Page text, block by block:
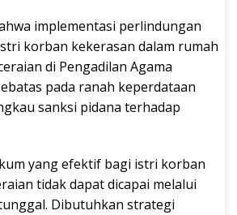
implementasi perlindungan
korban kekerasan dalam rumah
di Pengadilan Agama
pada ranah keperdataan
sanksi pidana terhadap
yang efektif bagi istri korban
tidak dapat dicapai melalui
Dibutuhkan strategi